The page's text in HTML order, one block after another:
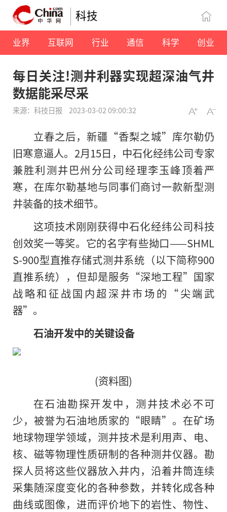
科技
业界 互联网 行业 通信 科学 创业
每日关注!测井利器实现超深油气井
数据能采尽采
来源：科技日报 2023-03-02 09:00:32
立春之后，新疆“香梨之城”库尔勒仍
旧寒意逼人。2月15日，中石化经纬公司专家
兼胜利测井巴州分公司经理李玉峰顶着严
寒，在库尔勒基地与同事们商讨一款新型测
井装备的技术细节。
这项技术刚刚获得中石化经纬公司科技
创效奖一等奖。它的名字有些拗口——SHML
S-900型直推存储式测井系统（以下简称900
直推系统），但却是服务“深地工程”国家
战略和征战国内超深井市场的“尖端武
器”。
石油开发中的关键设备
(资料图)
在石油勘探开发中，测井技术必不可
少，被誉为石油地质家的“眼睛”。在矿场
地球物理学领域，测井技术是利用声、电、
核、磁等物理性质研制的各种测井仪器。勘
探人员将这些仪器放入井内，沿着井筒连续
采集随深度变化的各种参数，并转化成各种
曲线或图像，进而评价地下的岩性、物性、